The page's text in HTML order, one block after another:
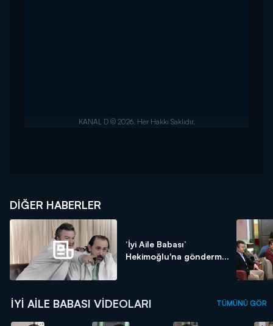
DIĞER HABERLER
‘İyi Aile Babası’
Hekimoğlu'na gönderm...
İYI AILE BABASI VIDEOLARI TÜMÜNÜ GÖR